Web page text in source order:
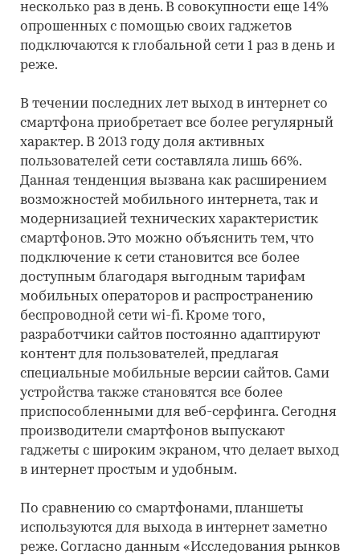
несколько раз в день. В совокупности еще 14%
опрошенных с помощью своих гаджетов
подключаются к глобальной сети 1 раз в день и
реже.
В течении последних лет выход в интернет со
смартфона приобретает все более регулярный
характер. В 2013 году доля активных
пользователей сети составляла лишь 66%.
Данная тенденция вызвана как расширением
возможностей мобильного интернета, так и
модернизацией технических характеристик
смартфонов. Это можно объяснить тем, что
подключение к сети становится все более
доступным благодаря выгодным тарифам
мобильных операторов и распространению
беспроводной сети wi-fi. Кроме того,
разработчики сайтов постоянно адаптируют
контент для пользователей, предлагая
специальные мобильные версии сайтов. Сами
устройства также становятся все более
приспособленными для веб-серфинга. Сегодня
производители смартфонов выпускают
гаджеты с широким экраном, что делает выход
в интернет простым и удобным.
По сравнению со смартфонами, планшеты
используются для выхода в интернет заметно
реже. Согласно данным «Исследования рынков